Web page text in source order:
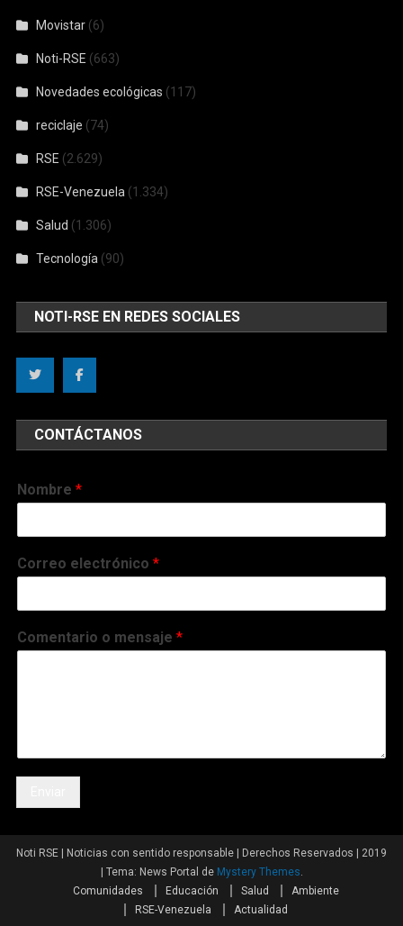
Movistar (6)
Noti-RSE (663)
Novedades ecológicas (117)
reciclaje (74)
RSE (2.629)
RSE-Venezuela (1.334)
Salud (1.306)
Tecnología (90)
NOTI-RSE EN REDES SOCIALES
CONTÁCTANOS
Nombre*
Correo electrónico*
Comentario o mensaje*
Noti RSE | Noticias con sentido responsable | Derechos Reservados | 2019
| Tema: News Portal de Mystery Themes
Comunidades
Educación Salud
Ambiente
RSE-Venezuela
Actualidad